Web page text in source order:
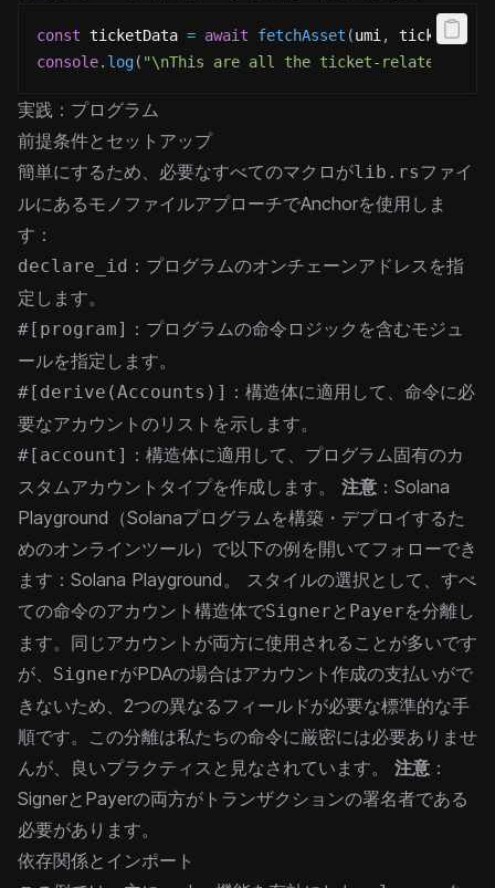
const ticketData = await fetchAsset (umi , ticket)
console. log( "\nThis are all the ticket-related
実践：プログラム
前提条件とセットアップ
簡単にするため、必要なすべてのマクロがlib.rsファイ
ルにあるモノファイルアプローチでAnchorを使用しま
す：
declare_id ：プログラムのオンチェーンアドレスを指
定します。
#[program] ：プログラムの命令ロジックを含むモジュ
ールを指定します。
#[derive(Accounts)] ：構造体に適用して、命令に必
要なアカウントのリストを示します。
#[account] ：構造体に適用して、プログラム固有のカ
スタムアカウントタイプを作成します。
注意 ：Solana
Playground（Solanaプログラムを構築・デプロイするた
めのオンラインツール）で以下の例を開いてフォローでき
ます： Solana Playground。
スタイルの選択として、すべ
ての命令のアカウント構造体でSigner と Payerを分離し
ます。同じアカウントが両方に使用されることが多いです
が、 SignerがPDAの場合はアカウント作成の支払いがで
きないため、2つの異なるフィールドが必要な標準的な手
順です。この分離は私たちの命令に厳密には必要ありませ
んが、良いプラクティスと見なされています。
注意 ：
SignerとPayerの両方がトランザクションの署名者である
必要があります。
依存関係とインポート